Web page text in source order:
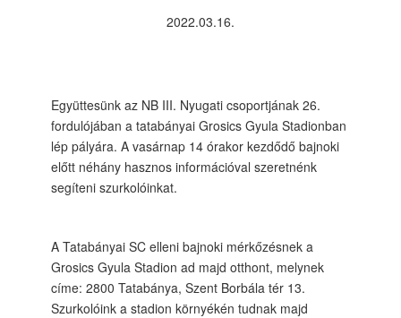
2022.03.16.
Együttesünk az NB III. Nyugati csoportjának 26.
fordulójában a tatabányai Grosics Gyula Stadionban
lép pályára. A vasárnap 14 órakor kezdődő bajnoki
előtt néhány hasznos információval szeretnénk
segíteni szurkolóinkat.
A Tatabányai SC elleni bajnoki mérkőzésnek a
Grosics Gyula Stadion ad majd otthont, melynek
címe: 2800 Tatabánya, Szent Borbála tér 13.
Szurkolóink a stadion környékén tudnak majd